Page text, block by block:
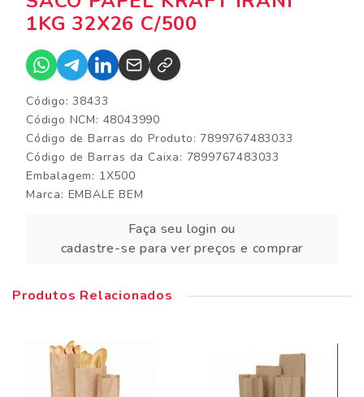
1KG 32X26 C/500
Código: 38433
Código NCM: 48043990
Código de Barras do Produto: 7899767483033
Código de Barras da Caixa: 7899767483033
Embalagem: 1X500
Marca: EMBALE BEM
Faça seu login ou
cadastre-se para ver preços e comprar
Produtos Relacionados